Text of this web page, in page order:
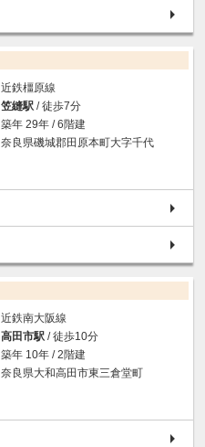
近鉄橿原線
笠縫駅 / 徒歩7分
築年 29年 / 6階建
奈良県磯城郡田原本町大字千代
近鉄南大阪線
高田市駅 / 徒歩10分
築年 10年 / 2階建
奈良県大和高田市東三倉堂町